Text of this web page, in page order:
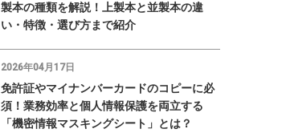
製本の種類を解説！上製本と並製本の違
い・特徴・選び方まで紹介
2026年04月17日
免許証やマイナンバーカードのコピーに必
須！業務効率と個人情報保護を両立する
「機密情報マスキングシート」とは？